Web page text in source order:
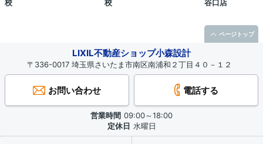
校
校
谷口店
LIXIL不動産ショップ小森設計
〒336-0017 埼玉県さいたま市南区南浦和２丁目４０－１２
お問い合わせ 電話する
営業時間 09:00～18:00
定休日 水曜日
ページトップ